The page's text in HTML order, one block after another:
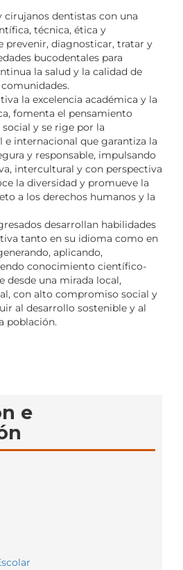
cirujanos dentistas con una
técnica, ética y
prevenir, diagnosticar, tratar y
bucodentales para
la salud y la calidad de
la excelencia académica y la
fomenta el pensamiento
y se rige por la
internacional que garantiza la
y responsable, impulsando
intercultural y con perspectiva
la diversidad y promueve la
a los derechos humanos y la
desarrollan habilidades
tanto en su idioma como en
aplicando,
conocimiento científico‐
una mirada local,
con alto compromiso social y
al desarrollo sostenible y al
población.
e